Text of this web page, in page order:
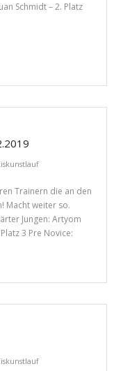
Schmidt – 2. Platz
Trainern die an den
Macht weiter so.
Jungen: Artyom
3 Pre Novice: